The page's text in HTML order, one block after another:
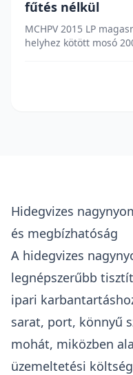
fűtés nélkül
MCHPV 2015 LP
helyhez kötött mosó
vízhűtéssel hosszú
szivattyú három
szeleppel magas
Hidegvizes
és megbízhatóság
A hidegvizes
legnépszerűbb
ipari
sarat, port, könnyű
mohát, miközben
üzemeltetési